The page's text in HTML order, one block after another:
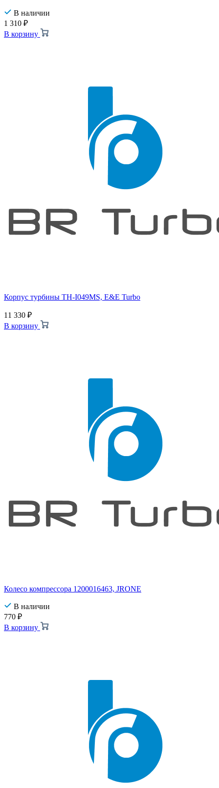
В наличии
1 310 ₽
В корзину
Корпус турбины TH-I049MS, E&E Turbo
11 330 ₽
В корзину
Колесо компрессора 1200016463, JRONE
В наличии
770 ₽
В корзину